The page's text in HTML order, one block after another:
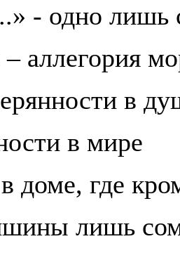
- одно лишь
аллегория
в
в мире
доме, где
лишь